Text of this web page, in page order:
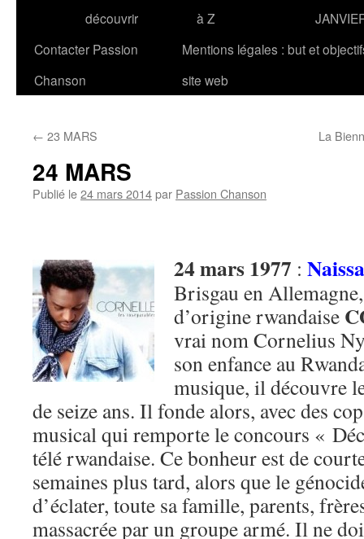
découvrir
à Z
Contacter Passion
Chanson
Mentions légales : but et
site web
← 23 MARS La
24 MARS
Publié le24 mars 2014par Passion Chanson
24 mars 1977 :
Brisgau en
d’origine rwandaise
vrai nom Cornelius
son enfance au
musique, il découvre
de seize ans. Il fonde alors, avec des
musical qui remporte le concours «
télé rwandaise. Ce bonheur est de
semaines plus tard, alors que le
d’éclater, toute sa famille, parents,
massacrée par un groupe armé. Il ne